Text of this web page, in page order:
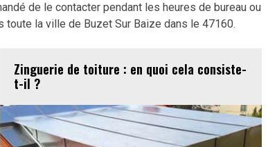
de le contacter pendant les heures de bureau ou
la ville de Buzet Sur Baize dans le 47160.
Zinguerie de toiture : en quoi cela consiste-
t-il ?